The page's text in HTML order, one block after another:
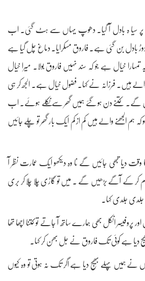
پر سیا ہ بادل آ گیا۔ دھوپ یہاں سے ہٹ گئی۔ اب
بادل بن گئی ہے۔ فاروق مسکرایا۔ دماغ چل گیا ہے
خیال ہے جو کہ سند نہیں فاروق بولا۔ میرا خیال
ہیں۔ فرزانہ نے کہا۔ فضول خیال ہے۔ الجھ کر ہی
گے۔ کتنے دن ہو گئے ہمیں گھر سے نکلے ہوئے۔ اب
ہم الجھنے والے ہیں کم از کم ایک بار گھر تو چلے جائیں
وقت دیا تبھی جائیں گے نا وہ دیکھو ایک عمارت نظر آ
کر کے آگے بڑھیں گے ۔ میں تو گاڑی چلا چلا کر بری
جلدی کہا۔
پروفیسر انکل بھی ہمارے ساتھ آ جاتے تو کتنا اچھا تھا
دیا ہے کوئی تک فاروق نے جل بھن کر کہا۔
نے ہمیں پہلے بھیج دیا ہے اگر تک نہ ہوتی تو وہ کیوں